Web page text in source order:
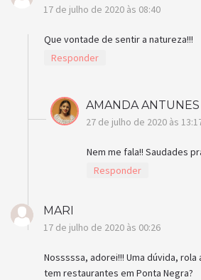
17 de julho de 2020 às 08:40
Que vontade de sentir a natureza!!!
Responder
AMANDA ANTUNES
27 de julho de 2020 às
Nem me fala!! Saudades
Responder
MARI
17 de julho de 2020 às 00:26
Nosssssa, adorei!!! Uma dúvida, rola
tem restaurantes em Ponta Negra?